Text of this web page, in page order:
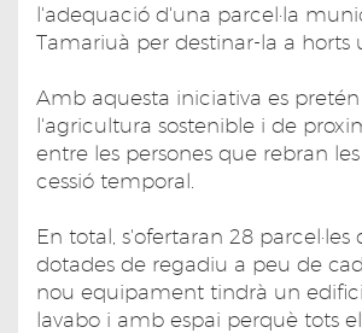
l'adequació d'una parcel·la
Tamariuà per destinar-la a horts
Amb aquesta iniciativa es
l'agricultura sostenible i de
entre les persones que rebran les
cessió temporal.
En total, s'ofertaran 28 parcel·les
dotades de regadiu a peu de
nou equipament tindrà un
lavabo i amb espai perquè tots